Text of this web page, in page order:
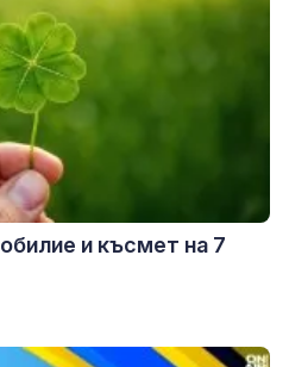
и късмет на 7